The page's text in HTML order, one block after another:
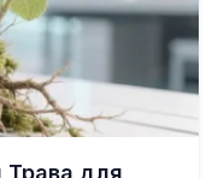
для